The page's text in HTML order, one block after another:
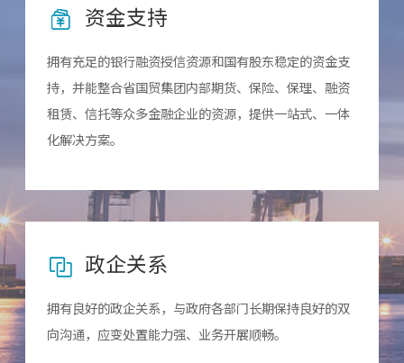
资金支持
拥有充足的银行融资授信资源和国有股东稳定的资金支
持，并能整合省国贸集团内部期货、保险、保理、融资
租赁、信托等众多金融企业的资源，提供一站式、一体
化解决方案。
政企关系
拥有良好的政企关系，与政府各部门长期保持良好的双
向沟通，应变处置能力强、业务开展顺畅。